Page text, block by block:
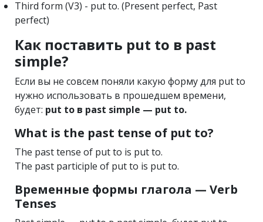
Third form (V3) - put to. (Present perfect, Past
perfect)
Как поставить put to в past
simple?
Если вы не совсем поняли какую форму для put to
нужно использовать в прошедшем времени,
будет: put to в past simple — put to.
What is the past tense of put to?
The past tense of put to is put to.
The past participle of put to is put to.
Временные формы глагола — Verb
Tenses